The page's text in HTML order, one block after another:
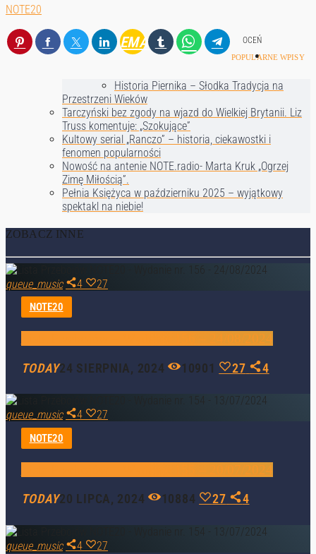
NOTE20
EMAIL OCEŃ
POPULARNE WPISY
Historia Piernika – Słodka Tradycja na
Przestrzeni Wieków
Tarczyński bez zgody na wjazd do Wielkiej Brytanii. Liz
Truss komentuje: „Szokujące”
Kultowy serial „Ranczo” – historia, ciekawostki i
fenomen popularności
Nowość na antenie NOTE.radio- Marta Kruk „Ogrzej
Zimę Miłością”.
Pełnia Księżyca w październiku 2025 – wyjątkowy
spektakl na niebie!
ZOBACZ INNE
queue_music 4 27
NOTE20
Lista Przebojów – Wydanie 156 – 24/08/2024
TODAY24 SIERPNIA, 2024 10901 27 4
queue_music 4 27
NOTE20
Lista Przebojów – Wydanie 155 – 20/07/2024
TODAY20 LIPCA, 2024 10884 27 4
queue_music 4 27